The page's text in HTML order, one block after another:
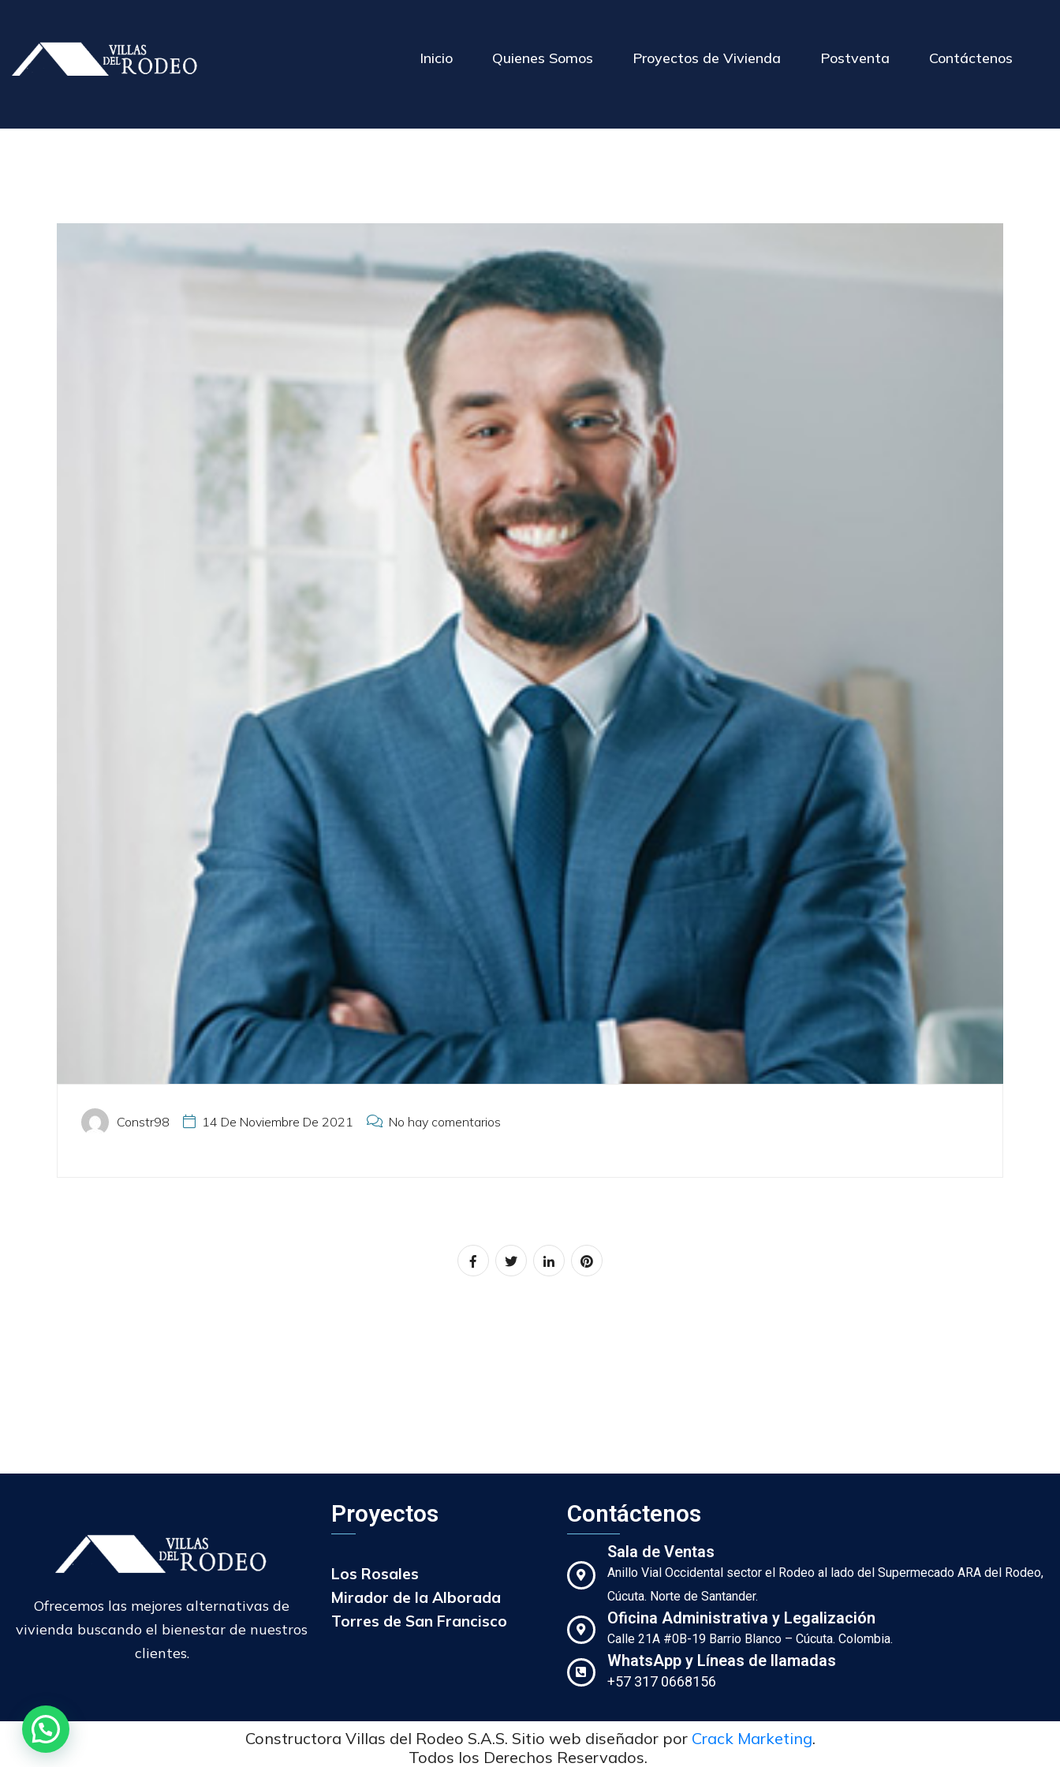
Inicio Quienes Somos Proyectos de Vivienda Postventa Contáctenos
Constr98 14 De Noviembre De 2021 No hay comentarios
Ofrecemos las mejores alternativas de
vivienda buscando el bienestar de nuestros
clientes.
Proyectos
Los Rosales
Mirador de la Alborada
Torres de San Francisco
Contáctenos
Sala de Ventas
Anillo Vial Occidental sector el Rodeo al lado del Supermecado ARA del Rodeo,
Cúcuta. Norte de Santander.
Oficina Administrativa y Legalización
Calle 21A #0B-19 Barrio Blanco – Cúcuta. Colombia.
WhatsApp y Líneas de llamadas
+57 317 0668156
Constructora Villas del Rodeo S.A.S. Sitio web diseñador por Crack Marketing.
Todos los Derechos Reservados.